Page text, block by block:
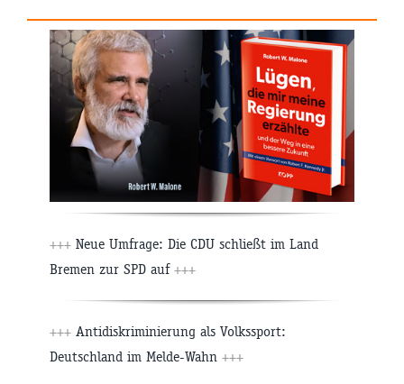
+++ Neue Umfrage: Die CDU schließt im Land
Bremen zur SPD auf +++
+++ Antidiskriminierung als Volkssport:
Deutschland im Melde-Wahn +++